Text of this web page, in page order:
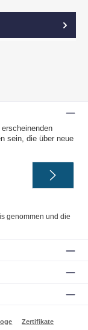
sein, die über neue
genommen und die
Zertifikate